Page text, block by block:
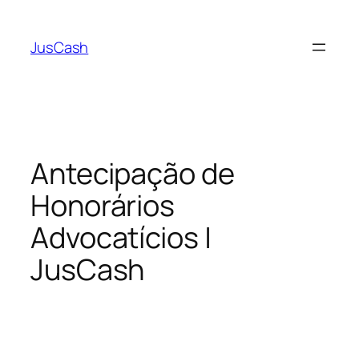
JusCash
Antecipação de
Honorários
Advocatícios |
JusCash